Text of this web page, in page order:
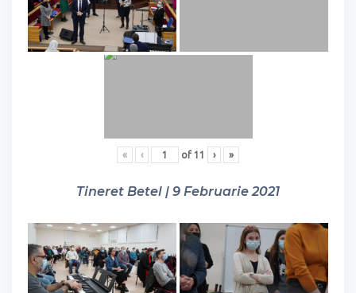
« ‹ of 11 › »
Tineret Betel | 9 Februarie 2021